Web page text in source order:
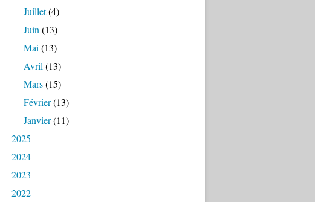
Juillet(4)
Juin (13)
Mai (13)
Avril (13)
Mars(15)
Février(13)
Janvier(11)
2025
2024
2023
2022